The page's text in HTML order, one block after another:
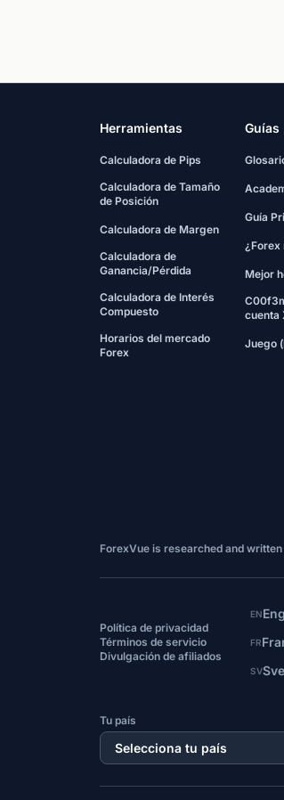
Herramientas
Calculadora de Pips
Calculadora de Tamaño
de Posición
Calculadora de Margen
Calculadora de
Ganancia/Pérdida
Calculadora de Interés
Compuesto
Horarios del mercado
Forex
Guías
Guía
¿Forex
Mejor
cuenta
Juego
ForexVue is researched and
Política de privacidad
Términos de servicio
Divulgación de afiliados
EN
FR
SV
Tu país